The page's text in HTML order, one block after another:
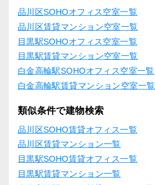
品川区SOHOオフィス空室一覧
品川区賃貸マンション空室一覧
目黒駅SOHOオフィス空室一覧
目黒駅賃貸マンション空室一覧
白金高輪駅SOHOオフィス空室一覧
白金高輪駅賃貸マンション空室一覧
類似条件で建物検索
品川区SOHO賃貸オフィス一覧
品川区賃貸マンション一覧
目黒駅SOHO賃貸オフィス一覧
目黒駅賃貸マンション一覧